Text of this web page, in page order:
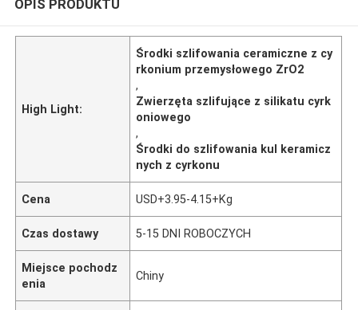
OPIS PRODUKTU
High Light:
Środki szlifowania ceramiczne z cy
rkonium przemysłowego ZrO2
,
Zwierzęta szlifujące z silikatu cyrk
oniowego
,
Środki do szlifowania kul keramicz
nych z cyrkonu
Cena USD+3.95-4.15+Kg
Czas dostawy 5-15 DNI ROBOCZYCH
Miejsce pochodz
enia
Chiny